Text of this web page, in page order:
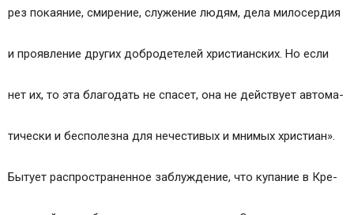
рез покаяние, смирение, служение людям, дела милосердия
и проявление других добродетелей христианских. Но если
нет их, то эта благодать не спасет, она не действует автома-
тически и бесполезна для нечестивых и мнимых христиан».
Бытует распространенное заблуждение, что купание в Кре-